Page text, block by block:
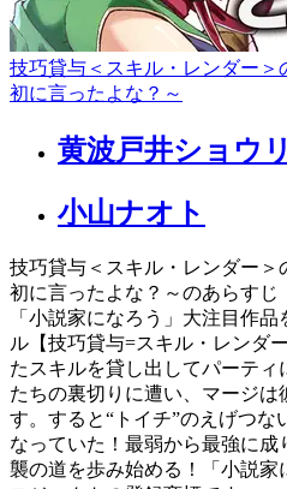
技巧貸与＜スキル・レンダー
初に言ったよな？～
黄波戸井ショウリ
小山ナオト
技巧貸与＜スキル・レンダー
初に言ったよな？～のあらすじ
「小説家になろう」大注目作
ル【技巧貸与=スキル・レンダ
たスキルを貸し出してパーテ
たちの裏切りに遭い、マージ
す。すると“トイチ”のえげつな
なっていた！最弱から最強に
襲の道を歩み始める！「小説